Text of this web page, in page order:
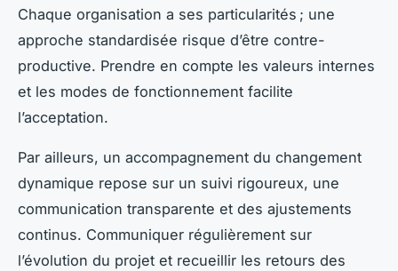
Chaque organisation a ses particularités ; une
approche standardisée risque d’être contre-
productive. Prendre en compte les valeurs internes
et les modes de fonctionnement facilite
l’acceptation.
Par ailleurs, un accompagnement du changement
dynamique repose sur un suivi rigoureux, une
communication transparente et des ajustements
continus. Communiquer régulièrement sur
l’évolution du projet et recueillir les retours des